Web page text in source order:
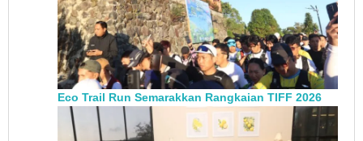
Eco Trail Run Semarakkan Rangkaian TIFF 2026